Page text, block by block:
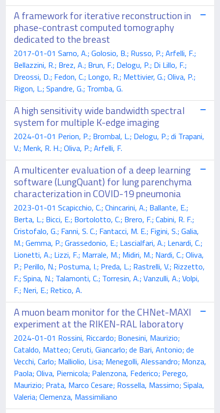
A framework for iterative reconstruction in
phase-contrast computed tomography
dedicated to the breast
2017-01-01 Sarno, A.; Golosio, B.; Russo, P.; Arfelli, F.;
Bellazzini, R.; Brez, A.; Brun, F.; Delogu, P.; Di Lillo, F.;
Dreossi, D.; Fedon, C.; Longo, R.; Mettivier, G.; Oliva, P.;
Rigon, L.; Spandre, G.; Tromba, G.
A high sensitivity wide bandwidth spectral
system for multiple K-edge imaging
2024-01-01 Perion, P.; Brombal, L.; Delogu, P.; di Trapani,
V.; Menk, R. H.; Oliva, P.; Arfelli, F.
A multicenter evaluation of a deep learning
software (LungQuant) for lung parenchyma
characterization in COVID-19 pneumonia
2023-01-01 Scapicchio, C.; Chincarini, A.; Ballante, E.;
Berta, L.; Bicci, E.; Bortolotto, C.; Brero, F.; Cabini, R. F.;
Cristofalo, G.; Fanni, S. C.; Fantacci, M. E.; Figini, S.; Galia,
M.; Gemma, P.; Grassedonio, E.; Lascialfari, A.; Lenardi, C.;
Lionetti, A.; Lizzi, F.; Marrale, M.; Midiri, M.; Nardi, C.; Oliva,
P.; Perillo, N.; Postuma, I.; Preda, L.; Rastrelli, V.; Rizzetto,
F.; Spina, N.; Talamonti, C.; Torresin, A.; Vanzulli, A.; Volpi,
F.; Neri, E.; Retico, A.
A muon beam monitor for the CHNet-MAXI
experiment at the RIKEN-RAL laboratory
2024-01-01 Rossini, Riccardo; Bonesini, Maurizio;
Cataldo, Matteo; Ceruti, Giancarlo; de Bari, Antonio; de
Vecchi, Carlo; Malliolio, Lisa; Menegolli, Alessandro; Monza,
Paola; Oliva, Piernicola; Palenzona, Federico; Perego,
Maurizio; Prata, Marco Cesare; Rossella, Massimo; Sipala,
Valeria; Clemenza, Massimiliano